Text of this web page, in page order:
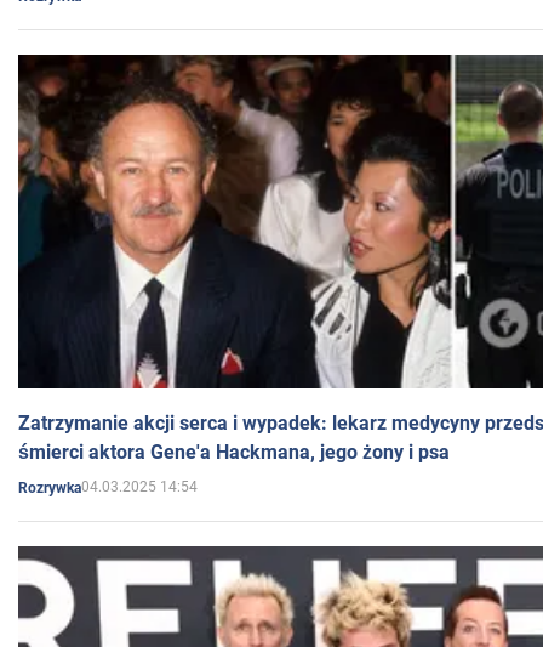
Zatrzymanie akcji serca i wypadek: lekarz medycyny
śmierci aktora Gene'a Hackmana, jego żony i psa
Rozrywka04.03.2025 14:54